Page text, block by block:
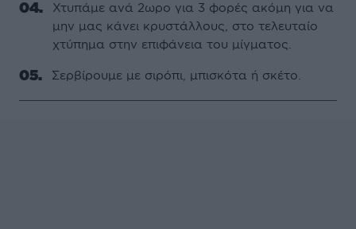
Χτυπάμε ανά 2ωρο για 3 φορές ακόμη για να
μην μας κάνει κρυστάλλους, στο τελευταίο
χτύπημα στην επιφάνεια του μίγματος.
Σερβίρουμε με σιρόπι, μπισκότα ή σκέτο.